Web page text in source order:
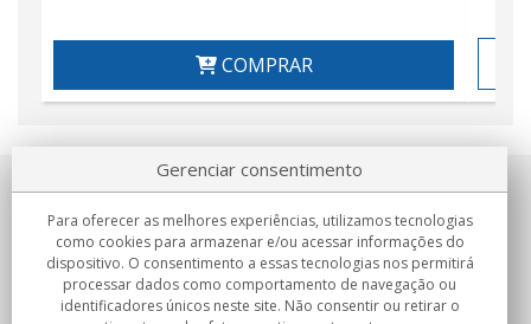
COMPRAR
Sobre nosotros
Compromissos
Compras
Gerenciar consentimento
Para oferecer as melhores experiências, utilizamos tecnologias
como cookies para armazenar e/ou acessar informações do
dispositivo. O consentimento a essas tecnologias nos permitirá
processar dados como comportamento de navegação ou
identificadores únicos neste site. Não consentir ou retirar o